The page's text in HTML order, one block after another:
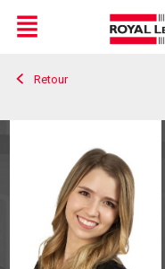
Live
En Direct
Menu
Retour